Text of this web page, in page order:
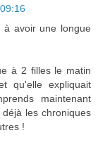
avoir une longue
à 2 filles le matin
qu'elle expliquait
maintenant
les chroniques
!